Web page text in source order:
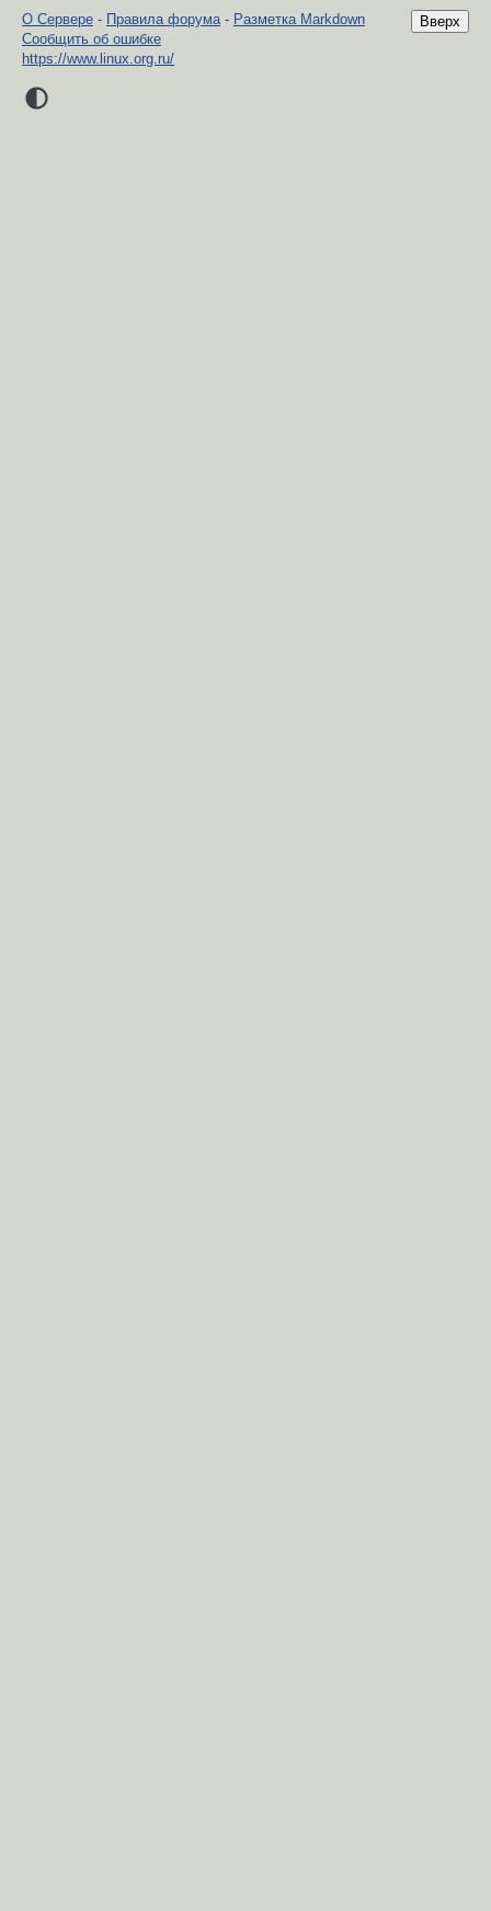
Вверх
О Сервере - Правила форума- Разметка Markdown
Сообщить об ошибке
https://www.linux.org.ru/